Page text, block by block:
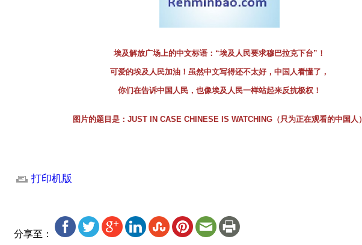
埃及解放广场上的中文标语：“埃及人民要求穆巴拉克下台”！
可爱的埃及人民加油！虽然中文写得还不太好，中国人看懂了，
你们在告诉中国人民，也像埃及人民一样站起来反抗极权！
图片的题目是：JUST IN CASE CHINESE IS WATCHING（只为正在观看的中国人）
打印机版
分享至：